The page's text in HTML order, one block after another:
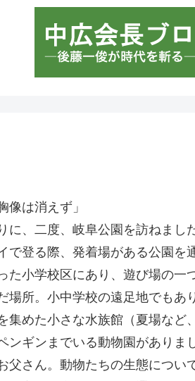
像は消えず」
に、二度、岐阜公園を訪ねまし
で登る際、発着場がある公園を
た小学校区にあり、遊び場の一
場所。小中学校の遠足地でもあ
集めた小さな水族館（夏場など
ンギンまでいる動物園がありま
父さん。動物たちの生態につい